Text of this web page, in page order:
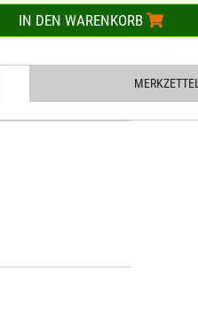
IN DEN WARENKORB
MERKZETTEL